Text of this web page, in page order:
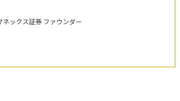
ックス証券 ファウンダー